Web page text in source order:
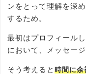
ンをとって理解を深
するため。
最初はプロフィール
において、メッセー
そう考えると 時間に余